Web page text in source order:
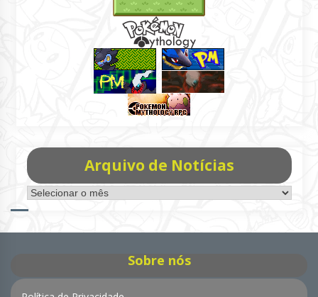
Arquivo de Notícias
Arquivo
de
Sobre nós